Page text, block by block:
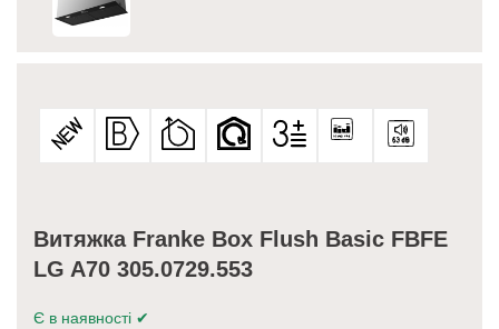
Витяжка Franke Box Flush Basic FBFE
LG A70 305.0729.553
Є в наявності ✔